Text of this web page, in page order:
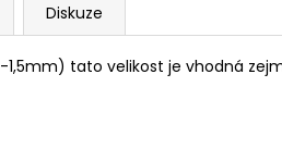
Diskuze
1,5mm) tato velikost je vhodná